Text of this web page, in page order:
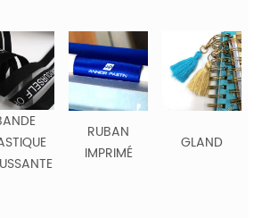
RUBAN
IMPRIMÉ
GLAND